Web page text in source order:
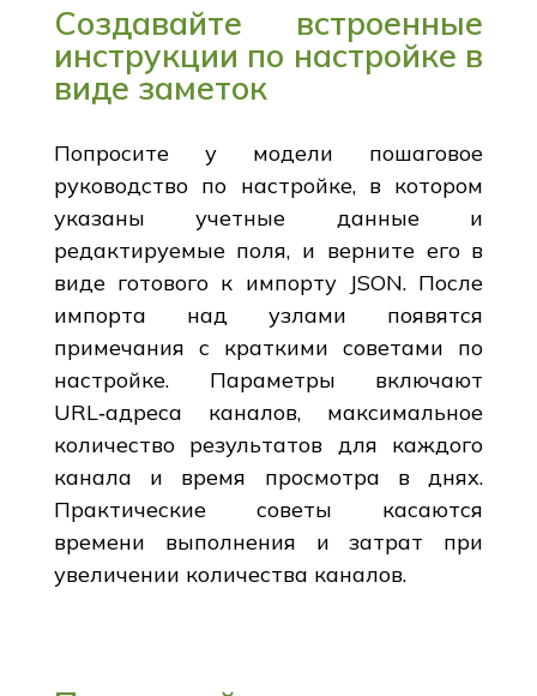
Создавайте встроенные
инструкции по настройке в
виде заметок
Попросите у модели пошаговое
руководство по настройке, в котором
указаны учетные данные и
редактируемые поля, и верните его в
виде готового к импорту JSON. После
импорта над узлами появятся
примечания с краткими советами по
настройке. Параметры включают
URL‑адреса каналов, максимальное
количество результатов для каждого
канала и время просмотра в днях.
Практические советы касаются
времени выполнения и затрат при
увеличении количества каналов.